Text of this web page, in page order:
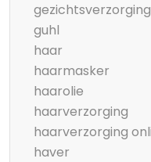
gezichtsverzorging
guhl
haar
haarmasker
haarolie
haarverzorging
haarverzorging
haver